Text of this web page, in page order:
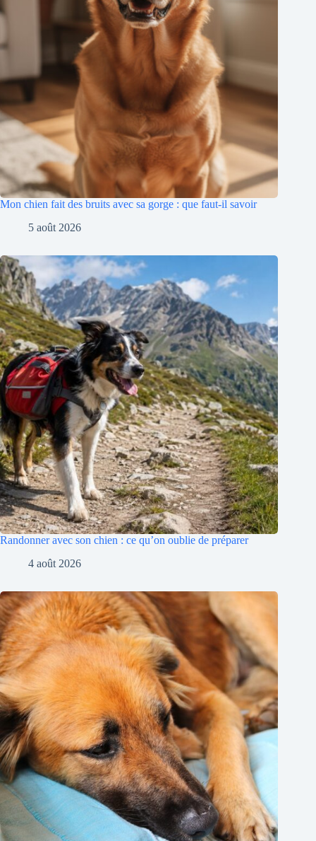
Mon chien fait des bruits avec sa gorge : que faut-il savoir
5 août 2026
Randonner avec son chien : ce qu’on oublie de préparer
4 août 2026